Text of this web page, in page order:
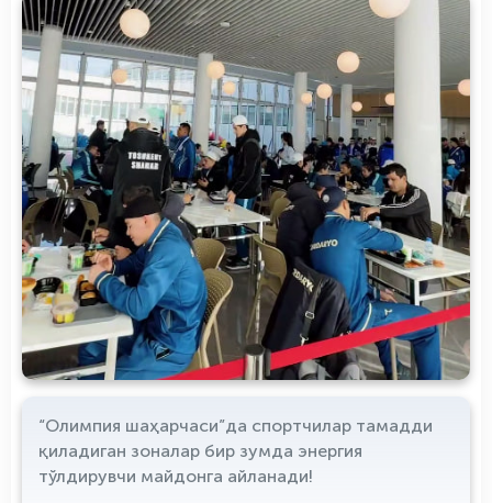
“Олимпия шаҳарчаси”да спортчилар тамадди
қиладиган зоналар бир зумда энергия
тўлдирувчи майдонга айланади!